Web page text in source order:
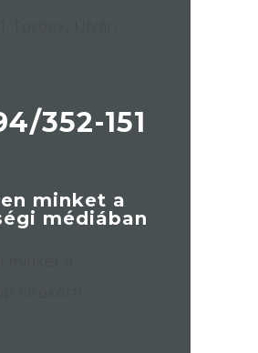
352-151
minket a
médiában